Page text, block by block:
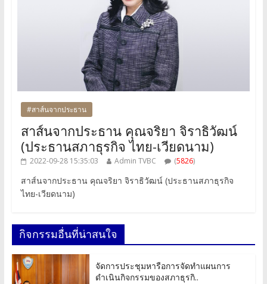
#สาส์นจากประธาน
สาส์นจากประธาน คุณจริยา จิราธิวัฒน์
(ประธานสภาธุรกิจ ไทย-เวียดนาม)
2022-09-28 15:35:03 Admin TVBC (5826)
สาส์นจากประธาน คุณจริยา จิราธิวัฒน์ (ประธานสภาธุรกิจ
ไทย-เวียดนาม)
กิจกรรมอื่นที่น่าสนใจ
จัดการประชุมหารือการจัดทำแผนการ
ดำเนินกิจกรรมของสภาธุรกิ..